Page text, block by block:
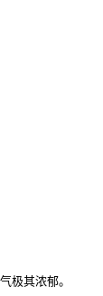
极其浓郁。